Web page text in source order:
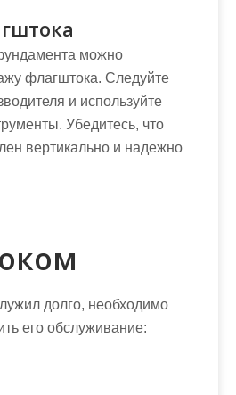
можно
флагштока. Следуйте
и используйте
Убедитесь, что
вертикально и надежно
долго, необходимо
его обслуживание: